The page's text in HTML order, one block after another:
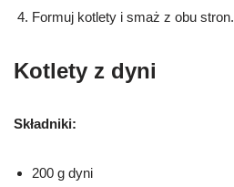
Formuj kotlety i smaż z obu stron.
Kotlety z dyni
Składniki:
200 g dyni